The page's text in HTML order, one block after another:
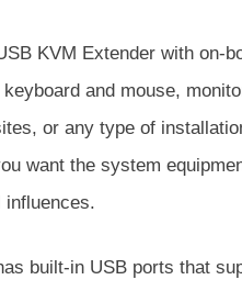
KVM Extender with on-
and mouse,
or any type of
want the system
influences.
built-in USB ports that